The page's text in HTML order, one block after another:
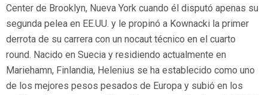
Center de Brooklyn, Nueva York cuando él disputó apenas su
segunda pelea en EE.UU. y le propinó a Kownacki la primer
derrota de su carrera con un nocaut técnico en el cuarto
round. Nacido en Suecia y residiendo actualmente en
Mariehamn, Finlandia, Helenius se ha establecido como uno
de los mejores pesos pesados de Europa y subió en los